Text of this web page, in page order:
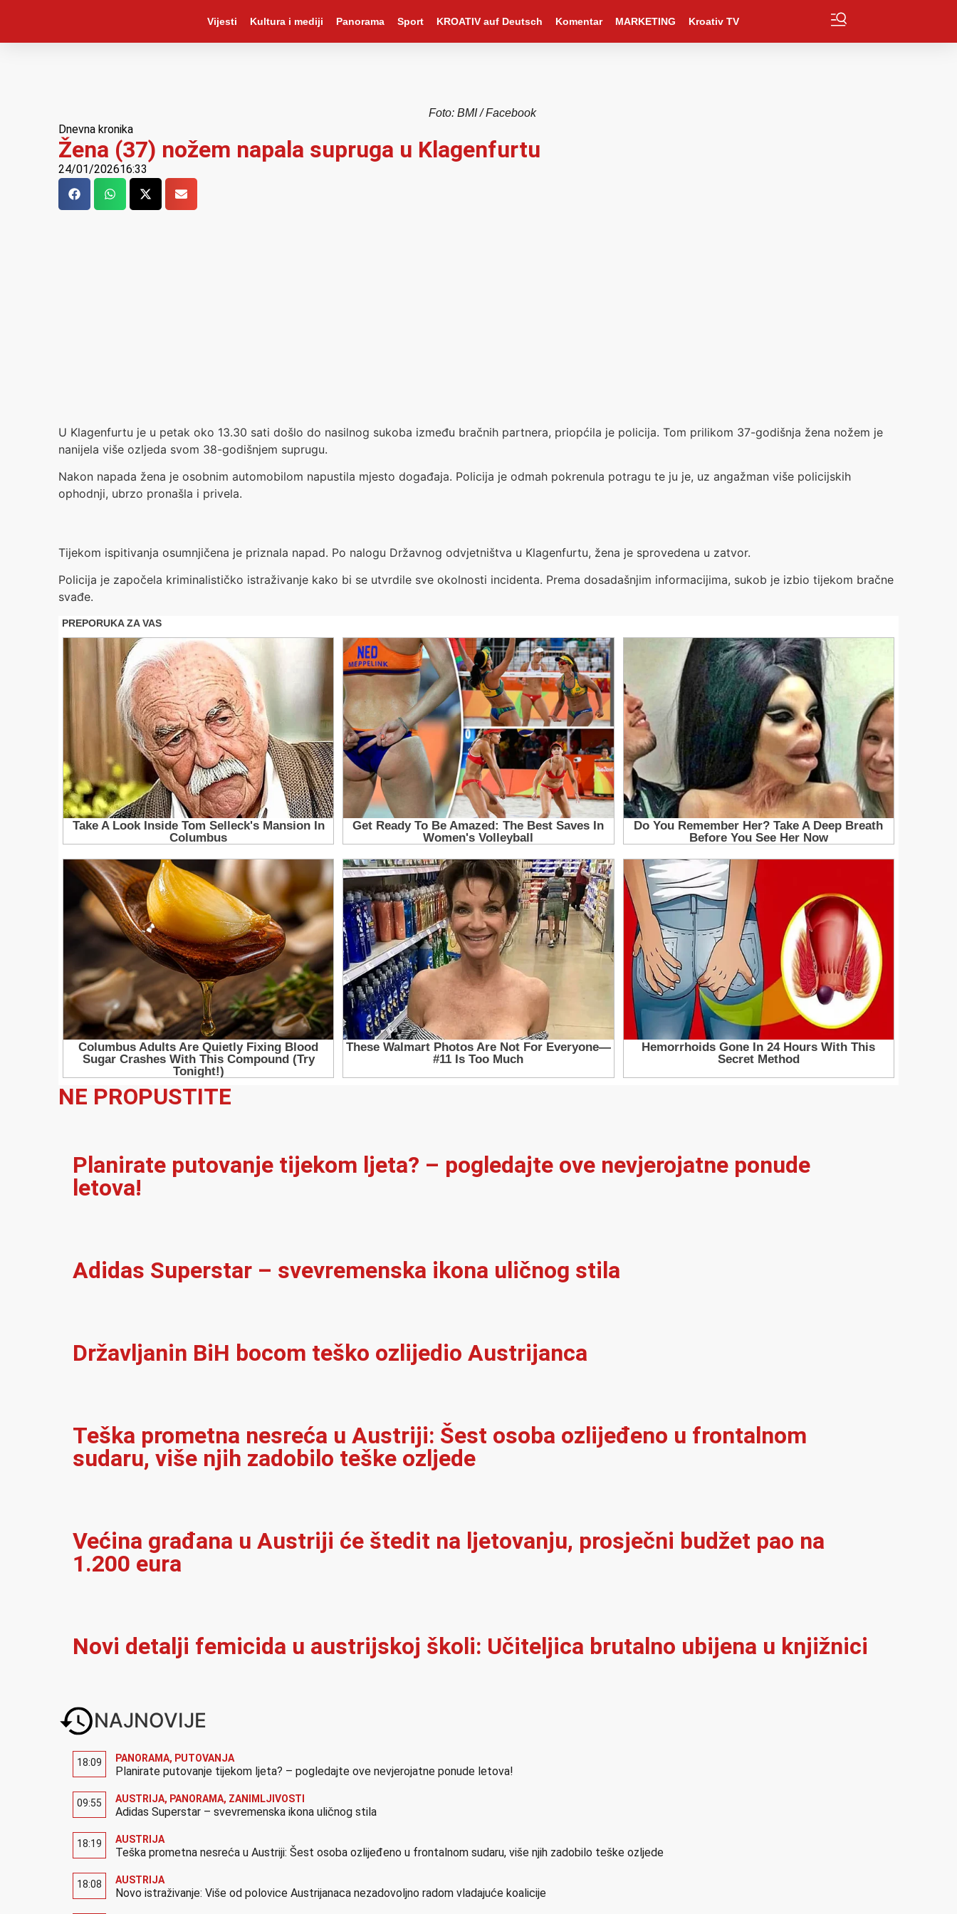
Vijesti Kultura i mediji Panorama Sport KROATIV auf Deutsch Komentar MARKETING Kroativ TV
Foto: BMI / Facebook
Dnevna kronika
Žena (37) nožem napala supruga u Klagenfurtu
24/01/202616:33
U Klagenfurtu je u petak oko 13.30 sati došlo do nasilnog sukoba između bračnih partnera, priopćila je policija. Tom prilikom 37-godišnja žena nožem je
nanijela više ozljeda svom 38-godišnjem suprugu.
Nakon napada žena je osobnim automobilom napustila mjesto događaja. Policija je odmah pokrenula potragu te ju je, uz angažman više policijskih
ophodnji, ubrzo pronašla i privela.
Tijekom ispitivanja osumnjičena je priznala napad. Po nalogu Državnog odvjetništva u Klagenfurtu, žena je sprovedena u zatvor.
Policija je započela kriminalističko istraživanje kako bi se utvrdile sve okolnosti incidenta. Prema dosadašnjim informacijima, sukob je izbio tijekom bračne
svađe.
NE PROPUSTITE
Planirate putovanje tijekom ljeta? – pogledajte ove nevjerojatne ponude
letova!
Adidas Superstar – svevremenska ikona uličnog stila
Državljanin BiH bocom teško ozlijedio Austrijanca
Teška prometna nesreća u Austriji: Šest osoba ozlijeđeno u frontalnom
sudaru, više njih zadobilo teške ozljede
Većina građana u Austriji će štedit na ljetovanju, prosječni budžet pao na
1.200 eura
Novi detalji femicida u austrijskoj školi: Učiteljica brutalno ubijena u knjižnici
NAJNOVIJE
18:09 PANORAMA, PUTOVANJA
Planirate putovanje tijekom ljeta? – pogledajte ove nevjerojatne ponude letova!
09:55 AUSTRIJA, PANORAMA, ZANIMLJIVOSTI
Adidas Superstar – svevremenska ikona uličnog stila
18:19 AUSTRIJA
Teška prometna nesreća u Austriji: Šest osoba ozlijeđeno u frontalnom sudaru, više njih zadobilo teške ozljede
18:08 AUSTRIJA
Novo istraživanje: Više od polovice Austrijanaca nezadovoljno radom vladajuće koalicije